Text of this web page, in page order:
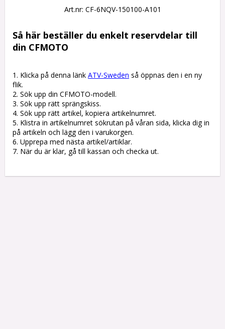
Art.nr: CF-6NQV-150100-A101
Så här beställer du enkelt reservdelar till
din CFMOTO
1. Klicka på denna länk ATV-Sweden så öppnas den i en ny
flik.
2. Sök upp din CFMOTO-modell.
3. Sök upp rätt sprängskiss.
4. Sök upp rätt artikel, kopiera artikelnumret.
5. Klistra in artikelnumret sökrutan på våran sida, klicka dig in
på artikeln och lägg den i varukorgen.
6. Upprepa med nästa artikel/artiklar.
7. När du är klar, gå till kassan och checka ut.